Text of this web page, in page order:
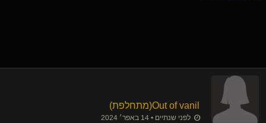
Out of vanil​(מתחלפת)
לפני שנתיים • 14 באפר׳ 2024